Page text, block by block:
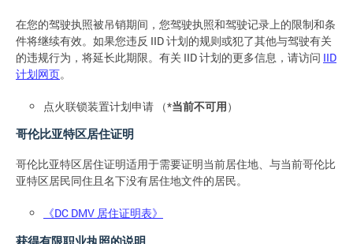
在您的驾驶执照被吊销期间，您驾驶执照和驾驶记录上的限制和条
件将继续有效。如果您违反 IID 计划的规则或犯了其他与驾驶有关
的违规行为，将延长此期限。有关 IID 计划的更多信息，请访问 IID
计划网页。
点火联锁装置计划申请 （*当前不可用）
哥伦比亚特区居住证明
哥伦比亚特区居住证明适用于需要证明当前居住地、与当前哥伦比
亚特区居民同住且名下没有居住地文件的居民。
《DC DMV 居住证明表》
获得有限职业执照的说明